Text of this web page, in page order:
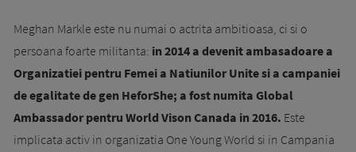
Meghan Markle este nu numai o actrita ambitioasa, ci si o
persoana foarte militanta: in 2014 a devenit ambasadoare a
Organizatiei pentru Femei a Natiunilor Unite si a campaniei
de egalitate de gen HeforShe; a fost numita Global
Ambassador pentru World Vison Canada in 2016. Este
implicata activ in organizatia One Young World si in Campania